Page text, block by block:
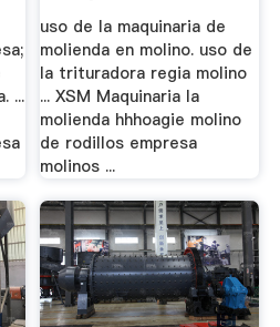
...
De .
uso de la maquinaria de
molienda en molino. uso de
la trituradora regia molino
... XSM Maquinaria la
molienda hhhoagie molino
de rodillos empresa
molinos ...